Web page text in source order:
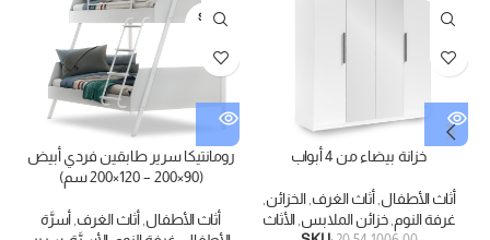
خزانة بيضاء من 4 أبواب
أثاث الأطفال ,أثاث الغرف ,الخزائن
غرفة النوم ,خزائن الملابس ,الأثاث
SOLD
رومانتيكا سرير طابقين فردي أبيض
(90×200 – 120×200 سم)
أثاث الأطفال أثاث الغرف أسرَّة